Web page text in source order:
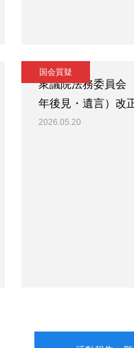
国会質疑
衆議院法務委員
年後見・遺言）改
2026.05.20